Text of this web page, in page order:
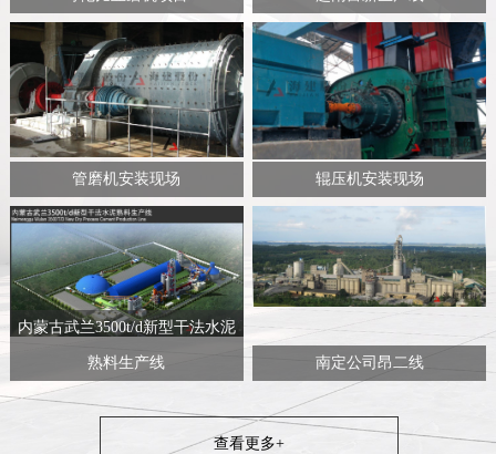
管磨机安装现场 辊压机安装现场
内蒙古武兰3500t/d新型干法水泥
熟料生产线 南定公司昂二线
查看更多+